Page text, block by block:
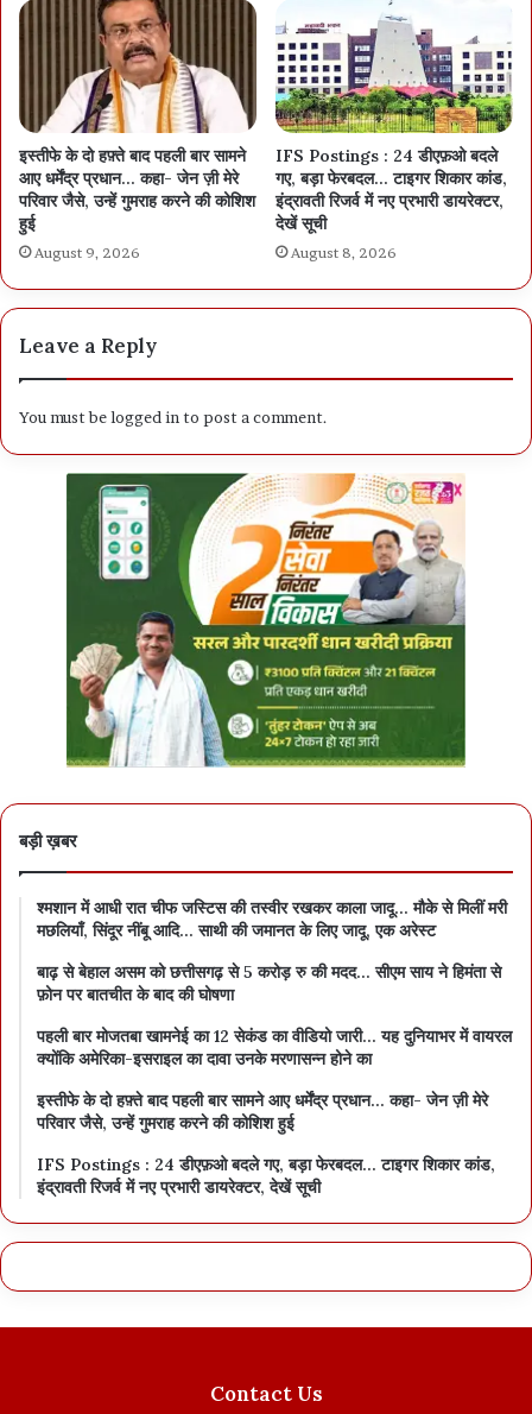
इस्तीफे के दो हफ़्ते बाद पहली बार सामने
आए धर्मेंद्र प्रधान… कहा- जेन ज़ी मेरे
परिवार जैसे, उन्हें गुमराह करने की कोशिश
हुई
August 9, 2026
IFS Postings : 24 डीएफ़ओ बदले
गए, बड़ा फेरबदल… टाइगर शिकार कांड,
इंद्रावती रिजर्व में नए प्रभारी डायरेक्टर,
देखें सूची
August 8, 2026
Leave a Reply
You must belogged in to post a comment.
बड़ी ख़बर
श्मशान में आधी रात चीफ जस्टिस की तस्वीर रखकर काला जादू… मौके से मिलीं मरी
मछलियाँ, सिंदूर नींबू आदि… साथी की जमानत के लिए जादू, एक अरेस्ट
बाढ़ से बेहाल असम को छत्तीसगढ़ से 5 करोड़ रु की मदद… सीएम साय ने हिमंता से
फ़ोन पर बातचीत के बाद की घोषणा
पहली बार मोजतबा खामनेई का 12 सेकंड का वीडियो जारी… यह दुनियाभर में वायरल
क्योंकि अमेरिका-इसराइल का दावा उनके मरणासन्न होने का
इस्तीफे के दो हफ़्ते बाद पहली बार सामने आए धर्मेंद्र प्रधान… कहा- जेन ज़ी मेरे
परिवार जैसे, उन्हें गुमराह करने की कोशिश हुई
IFS Postings : 24 डीएफ़ओ बदले गए, बड़ा फेरबदल… टाइगर शिकार कांड,
इंद्रावती रिजर्व में नए प्रभारी डायरेक्टर, देखें सूची
Contact Us